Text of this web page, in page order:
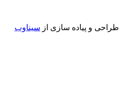
طراحی و پیاده سازی از سیناوب